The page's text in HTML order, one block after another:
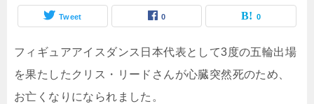
Tweet 0 0
フィギュアアイスダンス日本代表として3度の五輪出場
を果たしたクリス・リードさんが心臓突然死のため、
お亡くなりになられました。